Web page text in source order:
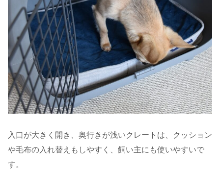
入口が大きく開き、奥行きが浅いクレートは、クッション
や毛布の入れ替えもしやすく、飼い主にも使いやすいで
す。